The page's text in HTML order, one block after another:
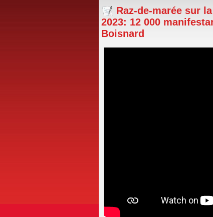
Raz-de-marée sur
2023: 12 000
Boisnard